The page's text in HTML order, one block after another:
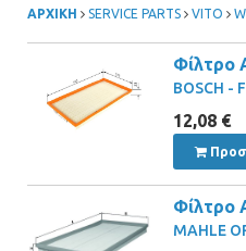
ΑΡΧΙΚΗ SERVICE PARTS VITO
Φίλτρο
BOSCH -
12,08 €
Φίλτρο
MAHLE